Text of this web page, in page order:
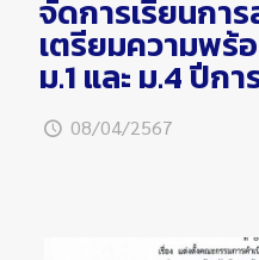
จัดการเรียนกา
เตรียมความพร้
ม.1 และ ม.4 ปีก
08/04/2567